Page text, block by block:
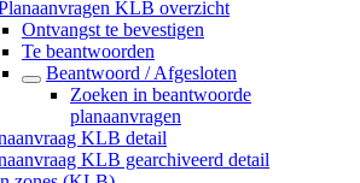
KLB overzicht
Ontvangst te bevestigen
Te beantwoorden
Beantwoord / Afgesloten
Zoeken in beantwoorde
planaanvragen
KLB detail
KLB gearchiveerd detail